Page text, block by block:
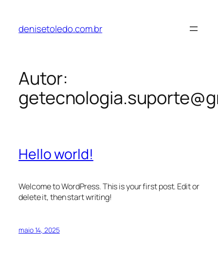
denisetoledo.com.br
Autor:
Hello world!
Welcome to WordPress. This is your first post. Edit or
delete it, then start writing!
maio 14, 2025